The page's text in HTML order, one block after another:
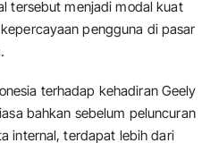
tersebut menjadi modal kuat
pengguna di pasar
terhadap kehadiran Geely
bahkan sebelum peluncuran
internal, terdapat lebih dari